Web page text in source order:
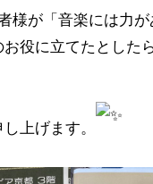
様が「音楽には力
役に立てたとした
上げます。